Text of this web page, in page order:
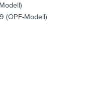
(OPF-Modell)